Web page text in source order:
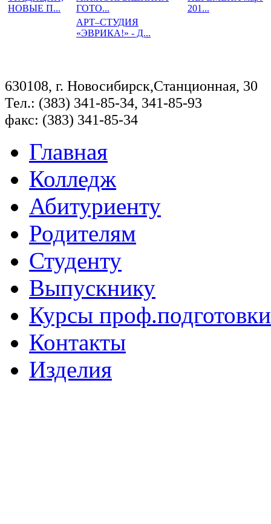
НОВЫЕ П...
ГОТО...
АРТ–СТУДИЯ
«ЭВРИКА!» - Д...
201...
630108, г. Новосибирск,Станционная, 30
Тел.: (383) 341-85-34, 341-85-93
факс: (383) 341-85-34
Главная
Колледж
Абитуриенту
Родителям
Студенту
Выпускнику
Курсы проф.подготовки
Контакты
Изделия